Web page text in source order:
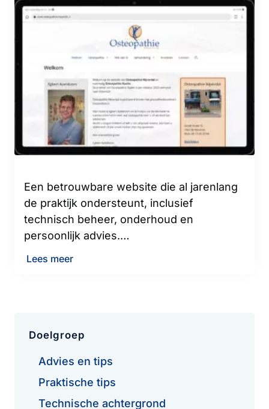
Een betrouwbare website die al jarenlang
de praktijk ondersteunt, inclusief
technisch beheer, onderhoud en
persoonlijk advies.…
Lees meer
Doelgroep
Advies en tips
Praktische tips
Technische achtergrond